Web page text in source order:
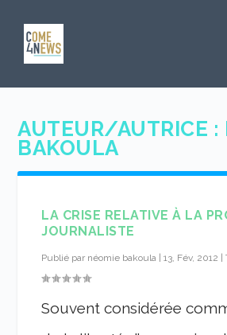
AUTEUR/AUTRICE :
BAKOULA
LA CRISE RELATIVE À LA
JOURNALISTE
Publié par néomie bakoula |13, Fév, 2012 |
Souvent considérée